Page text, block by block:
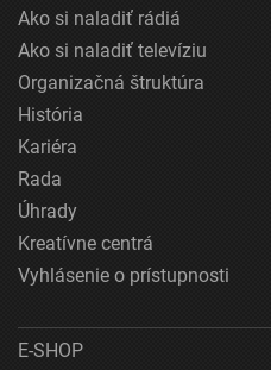
Ako si naladiť rádiá
Ako si naladiť televíziu
Organizačná štruktúra
História
Kariéra
Rada
Úhrady
Kreatívne centrá
Vyhlásenie o prístupnosti
E-SHOP